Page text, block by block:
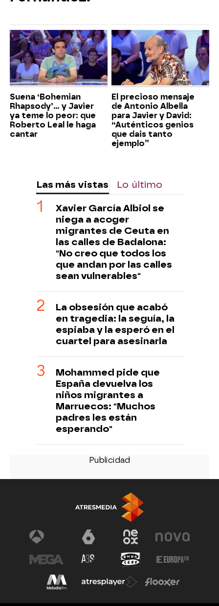
Suena ‘Bohemian
Rhapsody’... y Javier
ya teme lo peor: que
Roberto Leal le haga
cantar
El precioso mensaje
de Antonio Albella
para Javier y David:
“Auténticos genios
que dais tanto
ejemplo”
Las más vistas Lo último
Xavier García Albiol se
niega a acoger
migrantes de Ceuta en
las calles de Badalona:
"No creo que todos los
que andan por las calles
sean vulnerables"
La obsesión que acabó
en tragedia: la seguía, la
espiaba y la esperó en el
cuartel para asesinarla
Mohammed pide que
España devuelva los
niños migrantes a
Marruecos: "Muchos
padres les están
esperando"